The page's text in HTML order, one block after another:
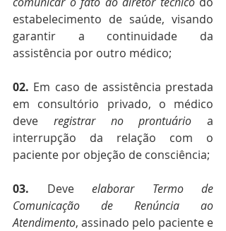
estabelecimento de saúde, visando
garantir a continuidade da
assistência por outro médico;
02. Em caso de assistência prestada
em consultório privado, o médico
deve registrar no prontuário a
interrupção da relação com o
paciente por objeção de consciência;
03. Deve elaborar Termo de
Comunicação de Renúncia ao
Atendimento, assinado pelo paciente e